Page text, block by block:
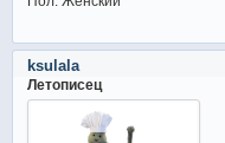
ksulala
Летописец